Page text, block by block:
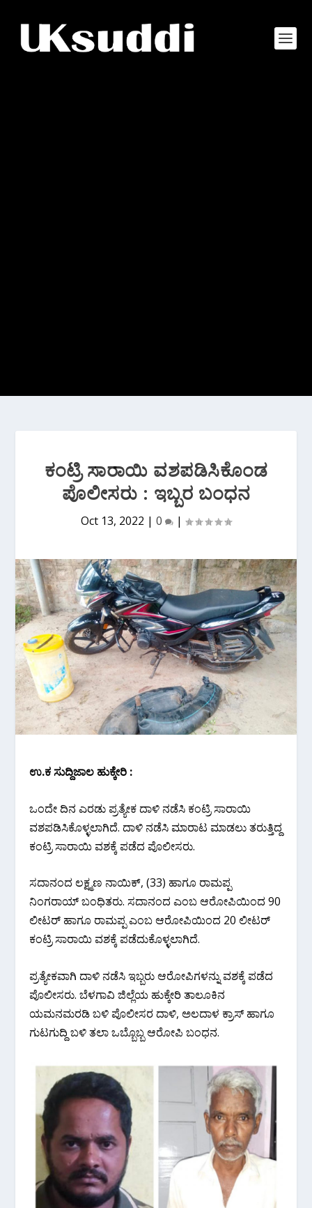
ಕಂಟ್ರಿ ಸಾರಾಯಿ ವಶಪಡಿಸಿಕೊಂಡ
ಪೊಲೀಸರು : ಇಬ್ಬರ ಬಂಧನ
Oct 13, 2022 | 0 |
ಉ.ಕ ಸುದ್ದಿಜಾಲ ಹುಕ್ಕೇರಿ :
ಒಂದೇ ದಿನ ಎರಡು ಪ್ರತ್ಯೇಕ ದಾಳಿ ನಡೆಸಿ ಕಂಟ್ರಿ ಸಾರಾಯಿ
ವಶಪಡಿಸಿಕೊಳ್ಳಲಾಗಿದೆ. ದಾಳಿ ನಡೆಸಿ ಮಾರಾಟ ಮಾಡಲು ತರುತ್ತಿದ್ದ
ಕಂಟ್ರಿ ಸಾರಾಯಿ ವಶಕ್ಕೆ ಪಡೆದ ಪೊಲೀಸರು.
ಸದಾನಂದ ಲಕ್ಷ್ಮಣ ನಾಯಿಕ್, (33) ಹಾಗೂ ರಾಮಪ್ಪ
ನಿಂಗರಾಯ್ ಬಂಧಿತರು. ಸದಾನಂದ ಎಂಬ ಆರೋಪಿಯಿಂದ 90
ಲೀಟರ್ ಹಾಗೂ ರಾಮಪ್ಪ ಎಂಬ ಆರೋಪಿಯಿಂದ 20 ಲೀಟರ್
ಕಂಟ್ರಿ ಸಾರಾಯಿ ವಶಕ್ಕೆ ಪಡೆದುಕೊಳ್ಳಲಾಗಿದೆ.
ಪ್ರತ್ಯೇಕವಾಗಿ ದಾಳಿ ನಡೆಸಿ ಇಬ್ಬರು ಆರೋಪಿಗಳನ್ನು ವಶಕ್ಕೆ ಪಡೆದ
ಪೊಲೀಸರು. ಬೆಳಗಾವಿ ಜಿಲ್ಲೆಯ ಹುಕ್ಕೇರಿ ತಾಲೂಕಿನ
ಯಮನಮರಡಿ ಬಳಿ ಪೊಲೀಸರ ದಾಳಿ, ಅಲದಾಳ ಕ್ರಾಸ್ ಹಾಗೂ
ಗುಟಗುದ್ದಿ ಬಳಿ ತಲಾ ಒಬ್ಬೊಬ್ಬ ಆರೋಪಿ ಬಂಧನ.